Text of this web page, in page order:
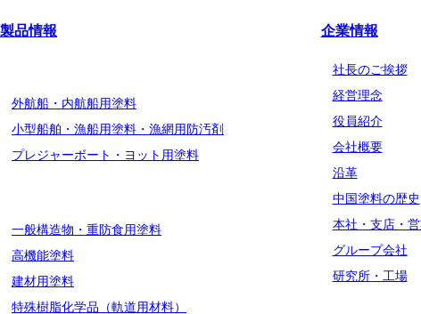
製品情報
外航船・内航船用塗料
小型船舶・漁船用塗料・漁網用防汚剤
プレジャーボート・ヨット用塗料
一般構造物・重防食用塗料
高機能塗料
建材用塗料
特殊樹脂化学品（軌道用材料）
企業情報
社長のご挨拶
経営理念
役員紹介
会社概要
沿革
中国塗料の歴史
本社・支店・
グループ会社
研究所・工場